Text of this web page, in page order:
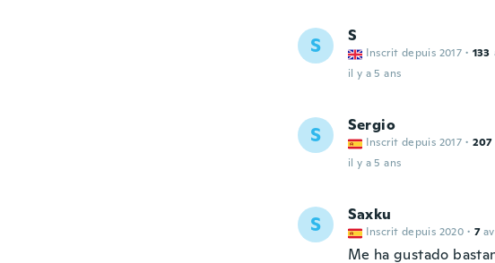
S S
Inscrit depuis 2017 · 133
il y a 5 ans
S Sergio
Inscrit depuis 2017 · 207
il y a 5 ans
S Saxku
Inscrit depuis 2020 · 7
Me ha gustado